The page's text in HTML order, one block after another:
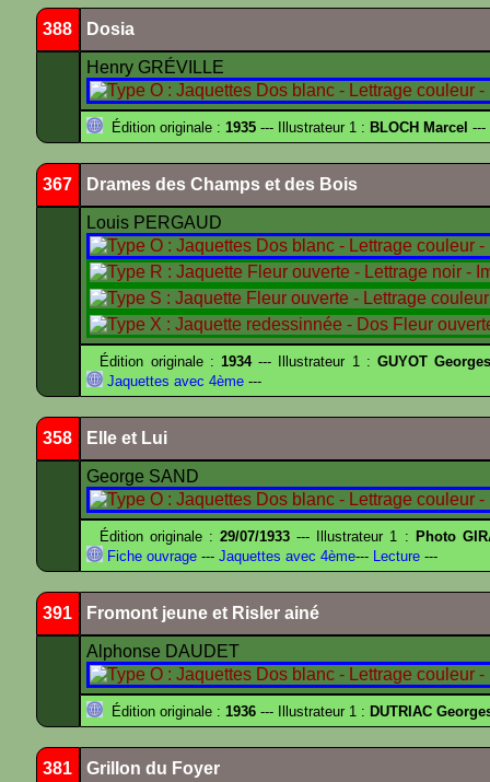
388 Dosia
Henry GRÉVILLE
Édition originale : 1935 --- Illustrateur 1 : BLOCH Marcel ---
367 Drames des Champs et des Bois
Louis PERGAUD
Édition originale : 1934--- Illustrateur 1 : GUYOT
Jaquettes avec 4ème ---
358 Elle et Lui
George SAND
Édition originale :29/07/1933 --- Illustrateur 1 : Photo
Fiche ouvrage --- Jaquettes avec 4ème--- Lecture ---
391 Fromont jeune et Risler ainé
Alphonse DAUDET
Édition originale : 1936 --- Illustrateur 1 : DUTRIAC
381 Grillon du Foyer